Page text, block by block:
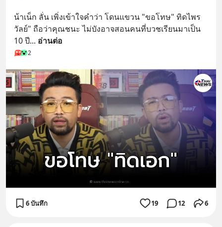
น้าเน็ก ลั่น เพิ่งเข้าใจคำว่า โดนแขวน "ขอโทษ" ทิดไพร
วัลย์" ถือว่าคุณชนะ ไม่บังอาจสอนคนที่บวชเรียนมาเป็น
10 ปี... อ่านต่อ
2
6 บันทึก 19 12 6